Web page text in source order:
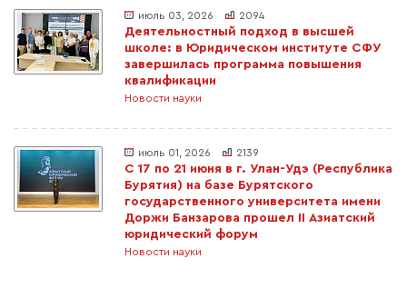
июль 03, 2026 2094
Деятельностный подход в высшей
школе: в Юридическом институте СФУ
завершилась программа повышения
квалификации
Новости науки
июль 01, 2026 2139
С 17 по 21 июня в г. Улан-Удэ (Республика
Бурятия) на базе Бурятского
государственного университета имени
Доржи Банзарова прошел II Азиатский
юридический форум
Новости науки